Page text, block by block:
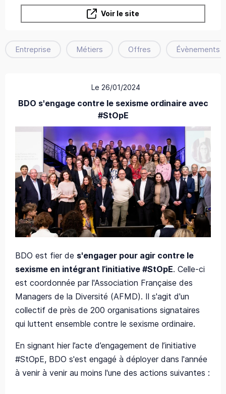
Voir le site
Entreprise Métiers Offres Évènements
Le 26/01/2024
BDO s'engage contre le sexisme ordinaire avec
#StOpE
BDO est fier de s'engager pour agir contre le
sexisme en intégrant l’initiative #StOpE. Celle-ci
est coordonnée par l'Association Française des
Managers de la Diversité (AFMD). Il s'agit d'un
collectif de près de 200 organisations signataires
qui luttent ensemble contre le sexisme ordinaire.
En signant hier l’acte d’engagement de l’initiative
#StOpE, BDO s'est engagé à déployer dans l'année
à venir à venir au moins l'une des actions suivantes :